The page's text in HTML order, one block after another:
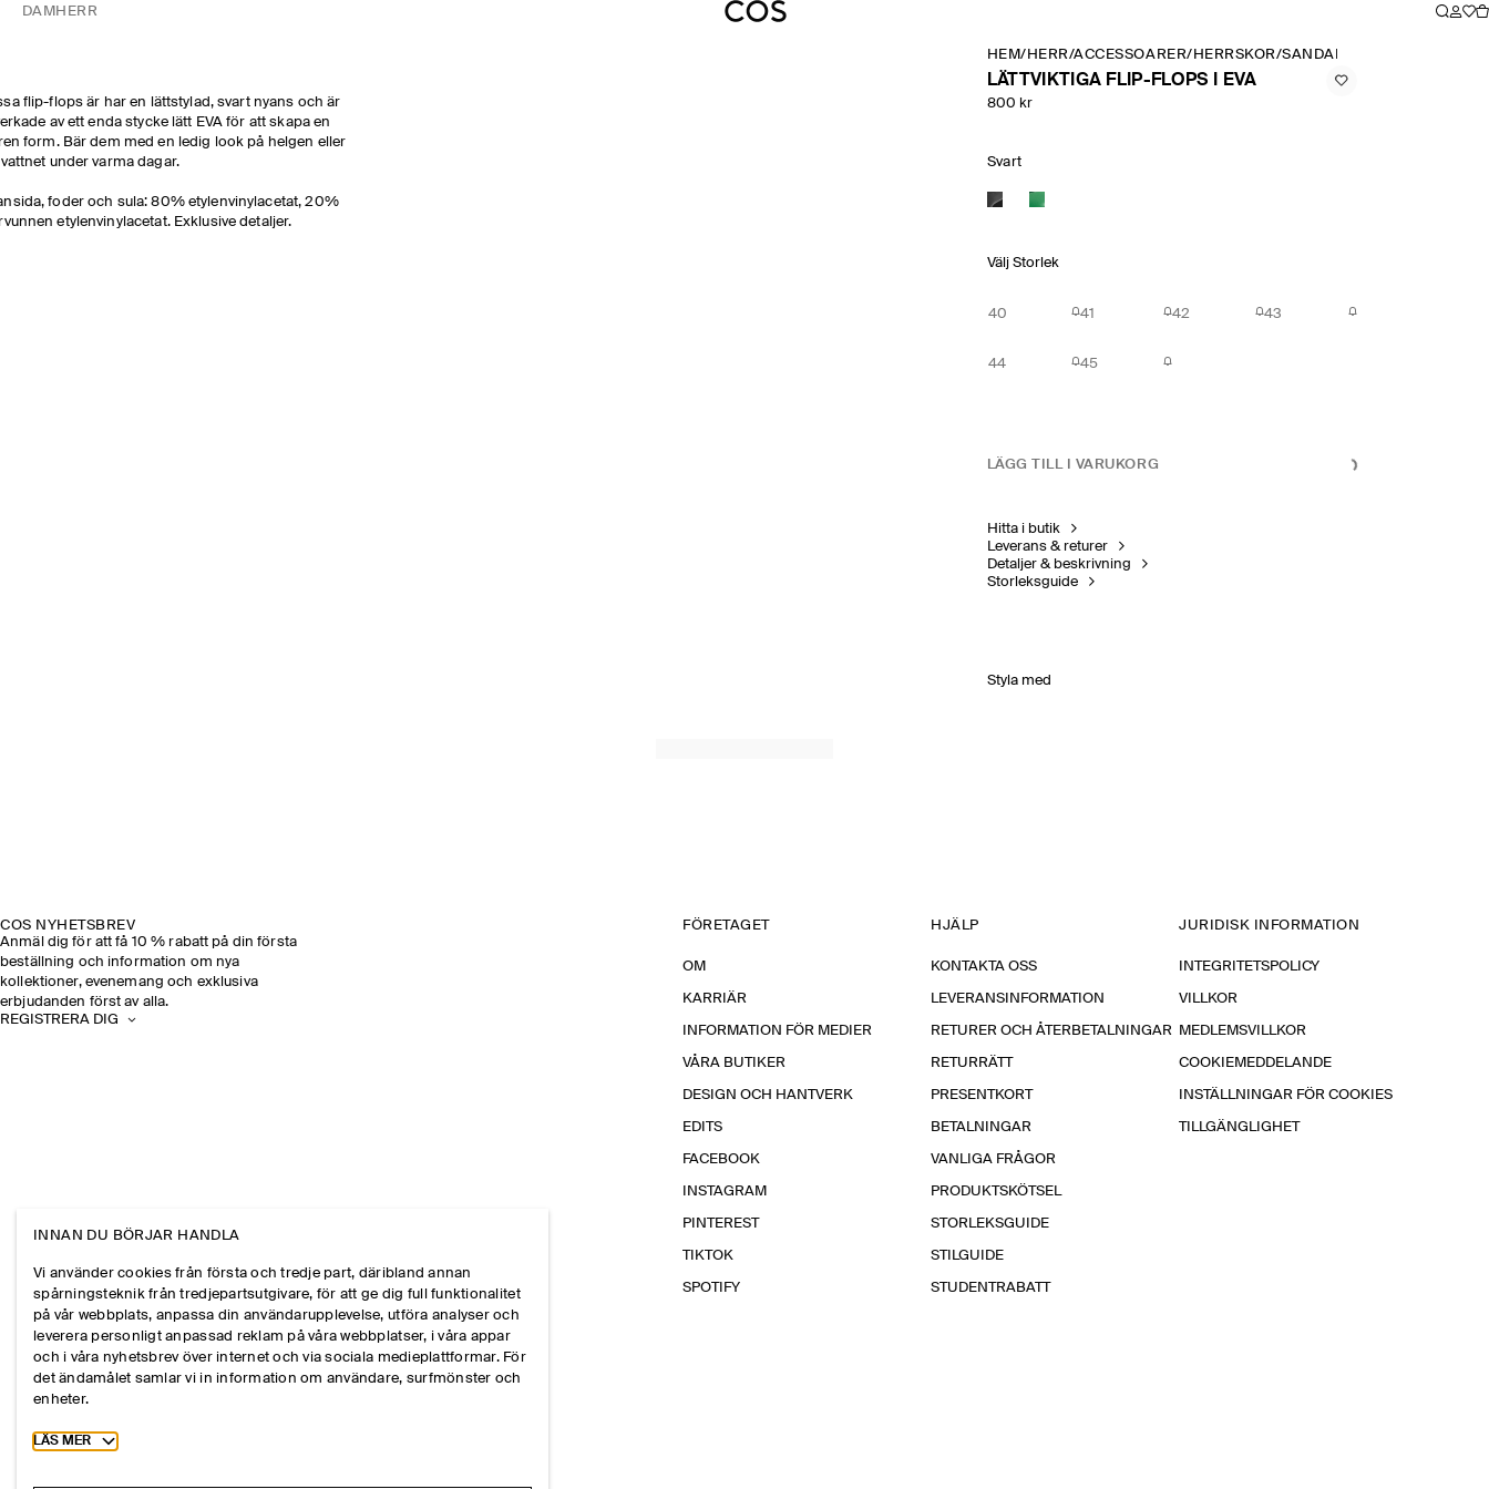
DAM HERR
flip-flops är har en lättstylad, svart nyans och är
av ett enda stycke lätt EVA för att skapa en
form. Bär dem med en ledig look på helgen eller
under varma dagar.
foder och sula: 80% etylenvinylacetat, 20%
etylenvinylacetat. Exklusive detaljer.
HEM/ HERR/ACCESSOARER/ HERRSKOR/SANDALER
LÄTTVIKTIGA FLIP-FLOPS I EVA
800 kr
Svart
Välj Storlek
40 41 42 43
44 45
LÄGG TILL I VARUKORG
Hitta i butik
Leverans & returer
Detaljer & beskrivning
Storleksguide
Styla med
COS NYHETSBREV
Anmäl dig för att få 10 % rabatt på din första
beställning och information om nya
kollektioner, evenemang och exklusiva
erbjudanden först av alla.
REGISTRERA DIG
FÖRETAGET
OM
KARRIÄR
INFORMATION FÖR MEDIER
VÅRA BUTIKER
DESIGN OCH HANTVERK
EDITS
FACEBOOK
INSTAGRAM
PINTEREST
TIKTOK
SPOTIFY
HJÄLP
KONTAKTA OSS
LEVERANSINFORMATION
RETURER OCH ÅTERBETALNINGAR
RETURRÄTT
PRESENTKORT
BETALNINGAR
VANLIGA FRÅGOR
PRODUKTSKÖTSEL
STORLEKSGUIDE
STILGUIDE
STUDENTRABATT
JURIDISK INFORMATION
INTEGRITETSPOLICY
VILLKOR
MEDLEMSVILLKOR
COOKIEMEDDELANDE
INSTÄLLNINGAR FÖR COOKIES
TILLGÄNGLIGHET
INNAN DU BÖRJAR HANDLA
Vi använder cookies från första och tredje part, däribland annan
spårningsteknik från tredjepartsutgivare, för att ge dig full funktionalitet
på vår webbplats, anpassa din användarupplevelse, utföra analyser och
leverera personligt anpassad reklam på våra webbplatser, i våra appar
och i våra nyhetsbrev över internet och via sociala medieplattformar. För
det ändamålet samlar vi in information om användare, surfmönster och
enheter.
Toggle more cookie information
LÄS MER